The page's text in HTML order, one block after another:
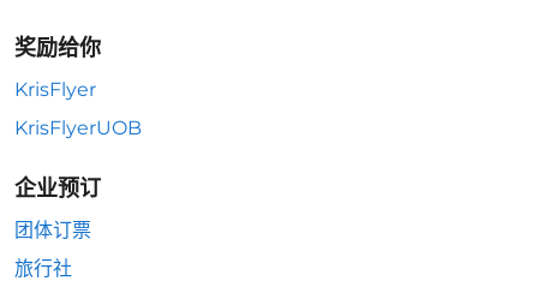
奖励给你
KrisFlyer
KrisFlyerUOB
企业预订
团体订票
旅行社